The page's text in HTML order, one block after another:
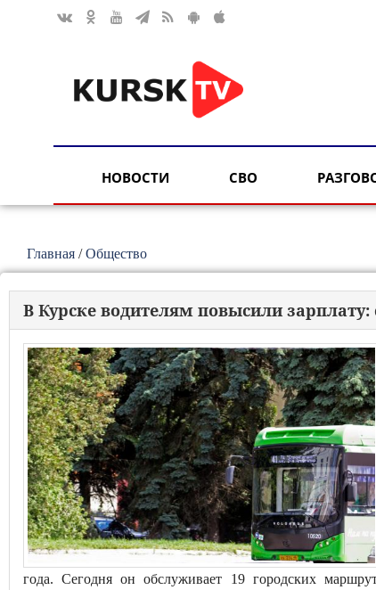
НОВОСТИ СВО
Главная /Общество
В Курске водителям повысили
года. Сегодня он обслуживает 19 городских